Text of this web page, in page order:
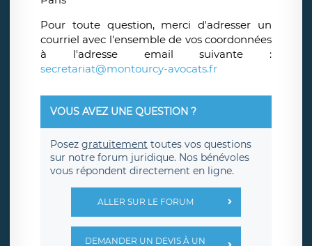
Pour toute question, merci d'adresser un
courriel avec l'ensemble de vos coordonnées
à l'adresse email suivante :
secretariat@montourcy-avocats.fr
VOUS AVEZ UNE QUESTION ?
Posez gratuitement toutes vos questions
sur notre forum juridique. Nos bénévoles
vous répondent directement en ligne.
ALLER SUR LE FORUM
DEMANDER UN DEVIS À UN